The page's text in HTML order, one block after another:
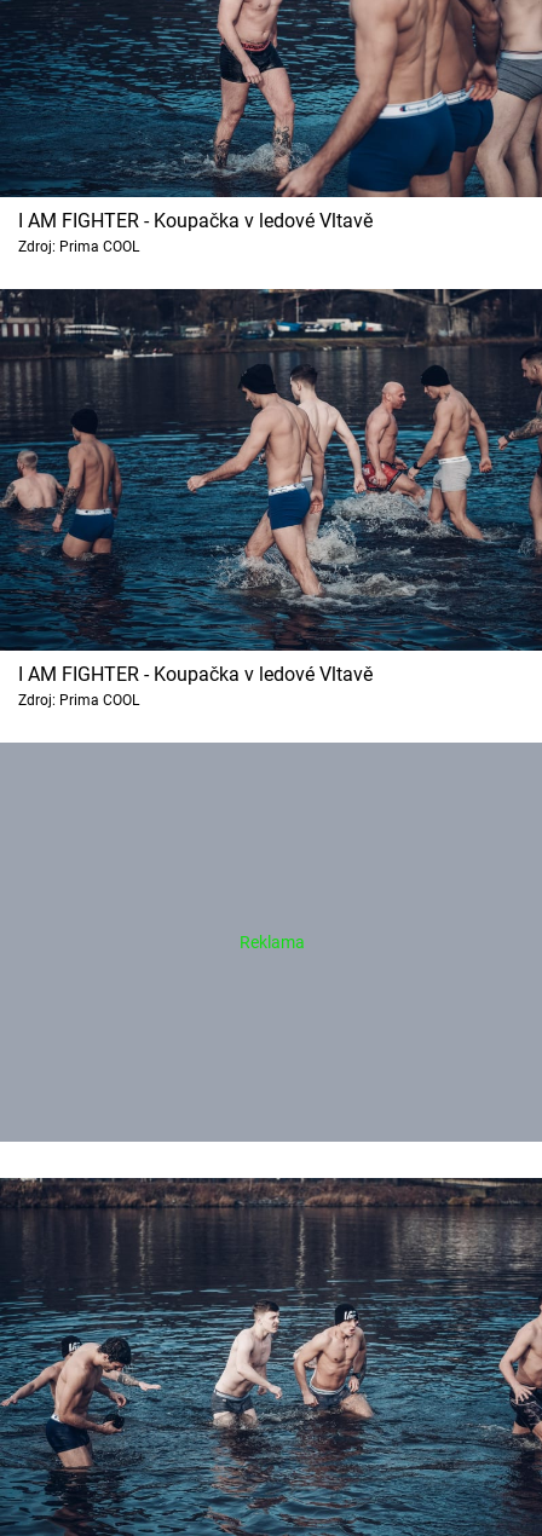
I AM FIGHTER - Koupačka v ledové Vltavě
Zdroj: Prima COOL
I AM FIGHTER - Koupačka v ledové Vltavě
Zdroj: Prima COOL